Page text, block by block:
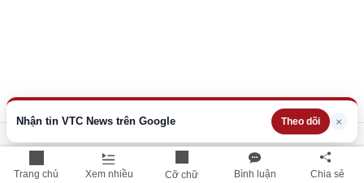
Trang chủ Xem nhiều Cỡ chữ Bình luận Chia sẻ
Nhận tin VTC News trên Google Theo dõi ×